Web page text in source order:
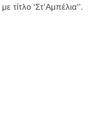
‘Στ’Αμπέλια’’.